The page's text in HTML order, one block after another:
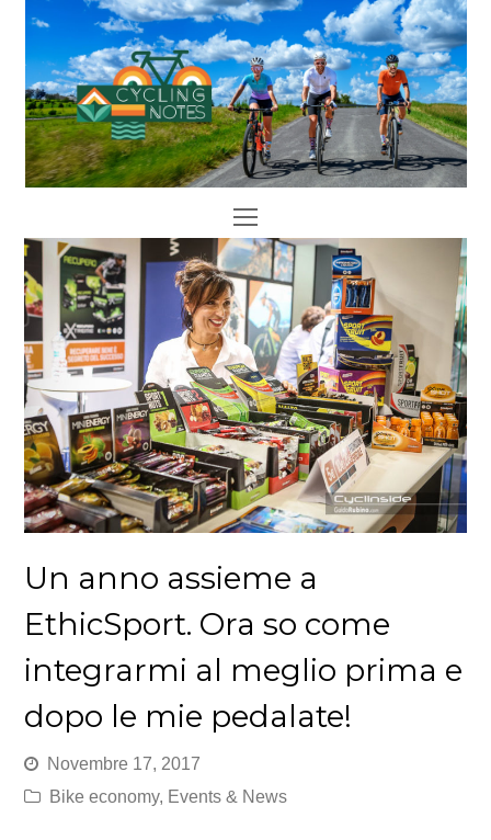
Open
Mobile
Menu
Un anno assieme a
EthicSport. Ora so come
integrarmi al meglio prima e
dopo le mie pedalate!
Novembre 17, 2017
Bike economy, Events & News